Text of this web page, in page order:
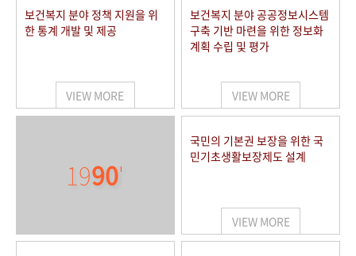
보건복지 분야 정책 지원을 위
한 통계 개발 및 제공
VIEW MORE
보건복지 분야 공공정보시스템
구축 기반 마련을 위한 정보화
계획 수립 및 평가
VIEW MORE
1990'
국민의 기본권 보장을 위한 국
민기초생활보장제도 설계
VIEW MORE